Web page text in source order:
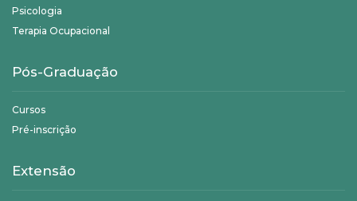
Psicologia
Terapia Ocupacional
Pós-Graduação
Cursos
Pré-inscrição
Extensão